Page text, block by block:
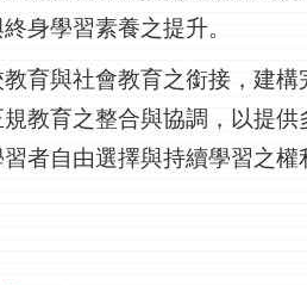
身學習素養之提升。
育與社會教育之銜接，建
教育之整合與協調，以提
者自由選擇與持續學習之